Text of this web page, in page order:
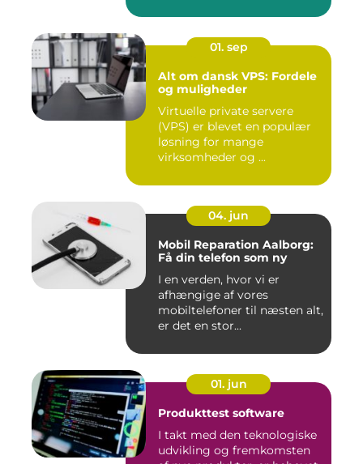
01. sep
Alt om dansk VPS: Fordele
og muligheder
Virtuelle private servere
(VPS) er blevet en populær
løsning for mange
virksomheder og ...
04. jun
Mobil Reparation Aalborg:
Få din telefon som ny
I en verden, hvor vi er
afhængige af vores
mobiltelefoner til næsten alt,
er det en stor...
01. jun
Produkttest software
I takt med den teknologiske
udvikling og fremkomsten